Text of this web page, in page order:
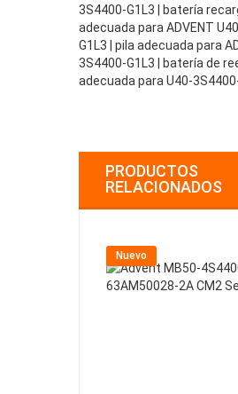
3S4400-G1L3 | batería
adecuada para ADVENT
G1L3 | pila adecuada para
3S4400-G1L3 | batería de
adecuada para U40-
PRODUCTOS
RELACIONADOS
Nuevo